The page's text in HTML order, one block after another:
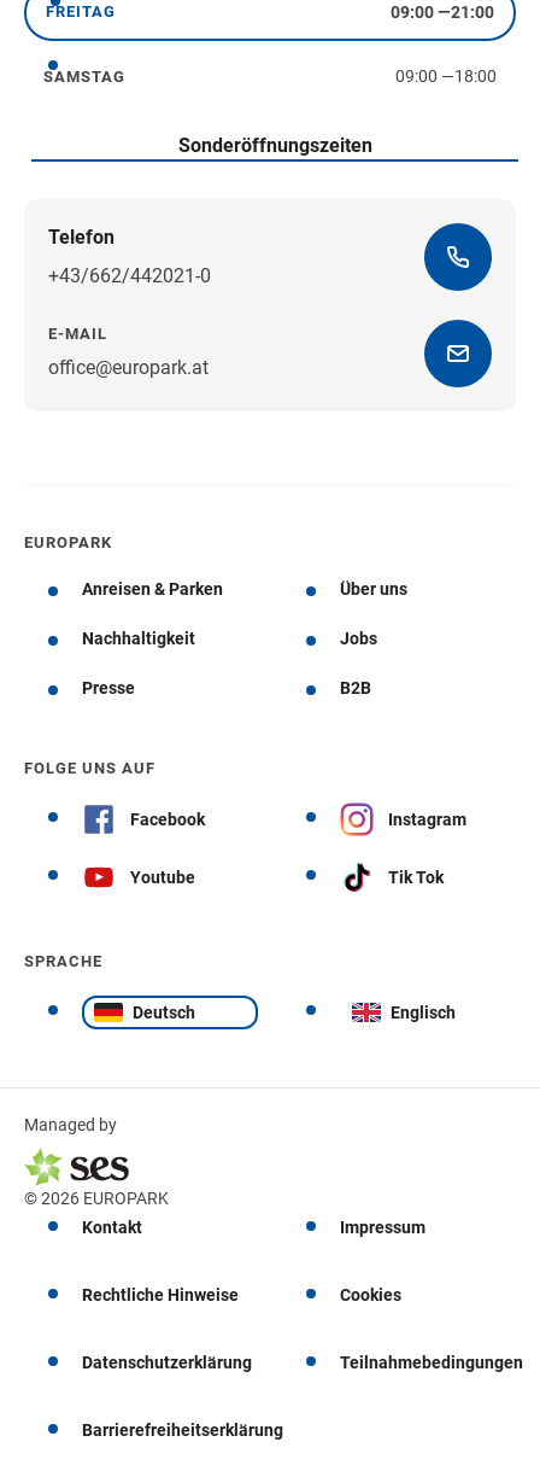
Freitag
FREITAG 09:00—21:00
Samstag
SAMSTAG 09:00 —18:00
Sonderöffnungszeiten
Telefon
+43/662/442021-0
E-MAIL
office@europark.atWegbeschreibung erhalten
EUROPARK
Anreisen & Parken Über uns
Nachhaltigkeit Jobs
Presse B2B
FOLGE UNS AUF
Facebook Instagram
Youtube Tik Tok
SPRACHE
Deutsch Englisch
Managed by
© 2026 EUROPARK
Kontakt
Impressum
Rechtliche Hinweise Cookies
Datenschutzerklärung Teilnahmebedingungen
Barrierefreiheitserklärung